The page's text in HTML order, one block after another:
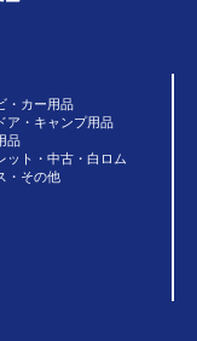
・カー用品
ア・キャンプ用品
品
ット・中古・白ロム
・その他